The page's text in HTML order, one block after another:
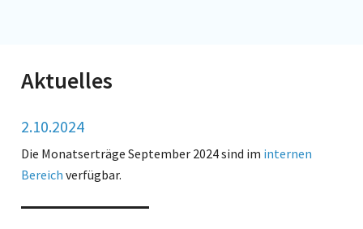
Aktuelles
2.10.2024
Die Monatserträge September 2024 sind im internen
Bereich verfügbar.